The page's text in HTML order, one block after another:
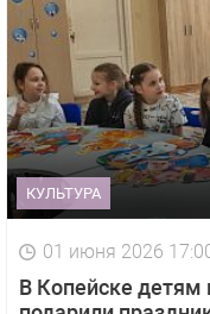
КУЛЬТУРА
01 июня 2026
В Копейске